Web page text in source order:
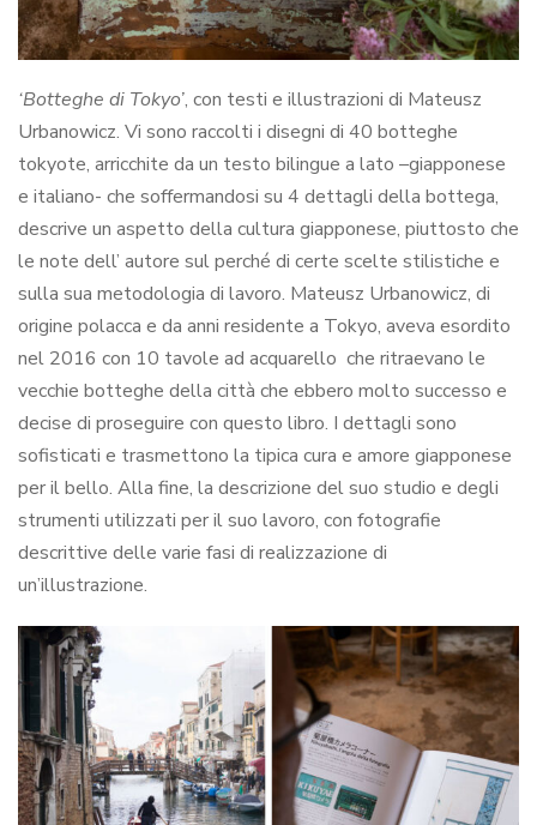
‘Botteghe di Tokyo’, con testi e illustrazioni di Mateusz
Urbanowicz. Vi sono raccolti i disegni di 40 botteghe
tokyote, arricchite da un testo bilingue a lato –giapponese
e italiano- che soffermandosi su 4 dettagli della bottega,
descrive un aspetto della cultura giapponese, piuttosto che
le note dell’ autore sul perché di certe scelte stilistiche e
sulla sua metodologia di lavoro. Mateusz Urbanowicz, di
origine polacca e da anni residente a Tokyo, aveva esordito
nel 2016 con 10 tavole ad acquarello che ritraevano le
vecchie botteghe della città che ebbero molto successo e
decise di proseguire con questo libro. I dettagli sono
sofisticati e trasmettono la tipica cura e amore giapponese
per il bello. Alla fine, la descrizione del suo studio e degli
strumenti utilizzati per il suo lavoro, con fotografie
descrittive delle varie fasi di realizzazione di
un’illustrazione.